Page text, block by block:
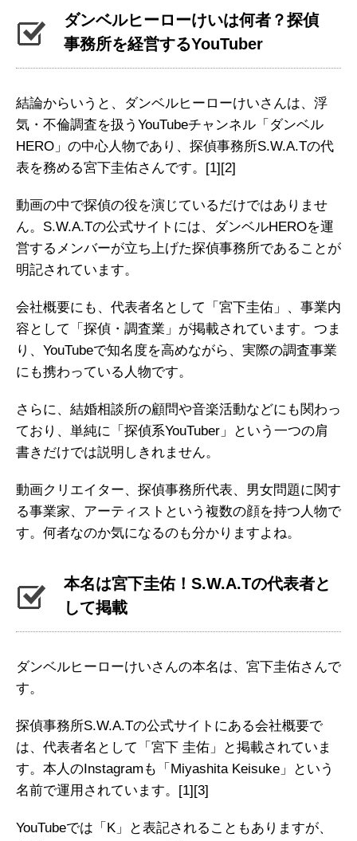
ダンベルヒーローけいは何者？探偵
事務所を経営するYouTuber
結論からいうと、ダンベルヒーローけいさんは、浮
気・不倫調査を扱うYouTubeチャンネル「ダンベル
HERO」の中心人物であり、探偵事務所S.W.A.Tの代
表を務める宮下圭佑さんです。 [1][2]
動画の中で探偵の役を演じているだけではありませ
ん。S.W.A.Tの公式サイトには、ダンベルHEROを運
営するメンバーが立ち上げた探偵事務所であることが
明記されています。
会社概要にも、代表者名として「宮下圭佑」、事業内
容として「探偵・調査業」が掲載されています。つま
り、YouTubeで知名度を高めながら、実際の調査事業
にも携わっている人物です。
さらに、結婚相談所の顧問や音楽活動などにも関わっ
ており、単純に「探偵系YouTuber」という一つの肩
書きだけでは説明しきれません。
動画クリエイター、探偵事務所代表、男女問題に関す
る事業家、アーティストという複数の顔を持つ人物で
す。何者なのか気になるのも分かりますよね。
本名は宮下圭佑！S.W.A.Tの代表者と
して掲載
ダンベルヒーローけいさんの本名は、宮下圭佑さんで
す。
探偵事務所S.W.A.Tの公式サイトにある会社概要で
は、代表者名として「宮下 圭佑」と掲載されていま
す。本人のInstagramも「Miyashita Keisuke」という
名前で運用されています。 [1][3]
YouTubeでは「K」と表記されることもありますが、